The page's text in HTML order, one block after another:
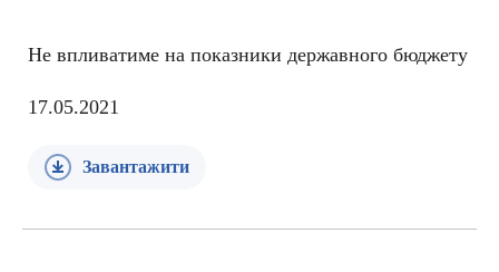
Не впливатиме на показники державного бюджету
17.05.2021
Завантажити